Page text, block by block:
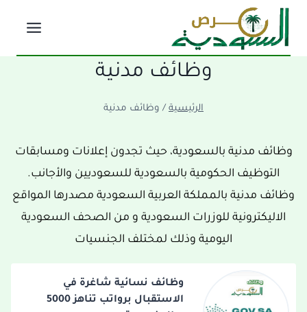
التجاوز
المحتوى
وظائف مدنية
الرئيسية / وظائف مدنية
وظائف مدنية بالسعودية، حيث تجدون إعلانات ومسابقات
التوظيف الحكومية بالسعودية للسعوديين والأجانب.
وظائف مدنية بالمملكة العربية السعودية مصدرها المواقع
الاليكترونية للوزرات السعودية و من الصحف السعودية
اليومية وذلك لمختلف الجنسيات
وظائف نسائية شاغرة في
الاستقبال برواتب تناهز 5000